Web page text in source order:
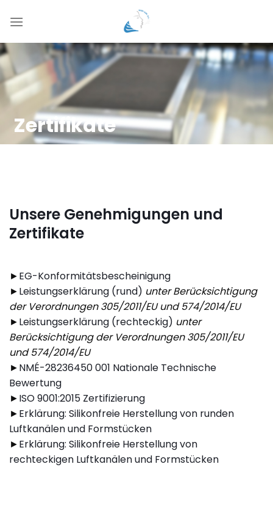
Inhalt
Zertifikate
Unsere Genehmigungen und
Zertifikate
►EG-Konformitätsbescheinigung
►Leistungserklärung (rund) unter Berücksichtigung
der Verordnungen 305/2011/EU und 574/2014/EU
►Leistungserklärung (rechteckig) unter
Berücksichtigung der Verordnungen 305/2011/EU
und 574/2014/EU
►NMÉ-28236450 001 Nationale Technische
Bewertung
►ISO 9001:2015 Zertifizierung
►Erklärung: Silikonfreie Herstellung von runden
Luftkanälen und Formstücken
►Erklärung: Silikonfreie Herstellung von
rechteckigen Luftkanälen und Formstücken